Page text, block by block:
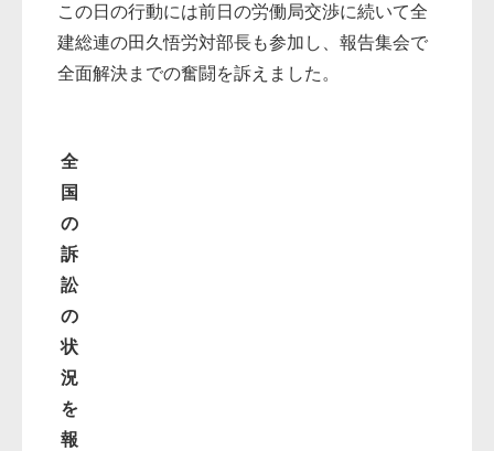
この日の行動には前日の労働局交渉に続いて全
建総連の田久悟労対部長も参加し、報告集会で
全面解決までの奮闘を訴えました。
全
国
の
訴
訟
の
状
況
を
報